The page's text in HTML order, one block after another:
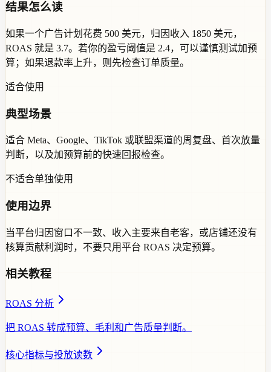
结果怎么读
如果一个广告计划花费 500 美元，归因收入 1850 美元，
ROAS 就是 3.7。若你的盈亏阈值是 2.4，可以谨慎测试加预
算；如果退款率上升，则先检查订单质量。
适合使用
典型场景
适合 Meta、Google、TikTok 或联盟渠道的周复盘、首次放量
判断，以及加预算前的快速回报检查。
不适合单独使用
使用边界
当平台归因窗口不一致、收入主要来自老客，或店铺还没有
核算贡献利润时，不要只用平台 ROAS 决定预算。
相关教程
ROAS 分析
把 ROAS 转成预算、毛利和广告质量判断。
核心指标与投放读数